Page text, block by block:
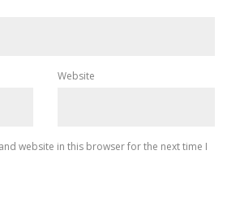
Website
website in this browser for the next time I